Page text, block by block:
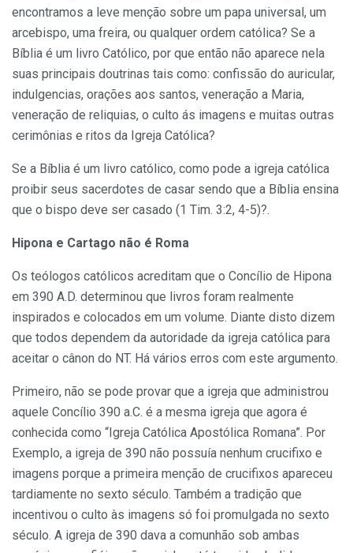
encontramos a leve menção sobre um papa universal, um
arcebispo, uma freira, ou qualquer ordem católica? Se a
Bíblia é um livro Católico, por que então não aparece nela
suas principais doutrinas tais como: confissão do auricular,
indulgencias, orações aos santos, veneração a Maria,
veneração de reliquias, o culto ás imagens e muitas outras
cerimônias e ritos da Igreja Católica?
Se a Bíblia é um livro católico, como pode a igreja católica
proibir seus sacerdotes de casar sendo que a Bíblia ensina
que o bispo deve ser casado (1 Tim. 3:2, 4-5)?.
Hipona e Cartago não é Roma
Os teólogos católicos acreditam que o Concílio de Hipona
em 390 A.D. determinou que livros foram realmente
inspirados e colocados em um volume. Diante disto dizem
que todos dependem da autoridade da igreja católica para
aceitar o cânon do NT. Há vários erros com este argumento.
Primeiro, não se pode provar que a igreja que administrou
aquele Concílio 390 a.C. é a mesma igreja que agora é
conhecida como “Igreja Católica Apostólica Romana”. Por
Exemplo, a igreja de 390 não possuía nenhum crucifixo e
imagens porque a primeira menção de crucifixos apareceu
tardiamente no sexto século. Também a tradição que
incentivou o culto às imagens só foi promulgada no sexto
século. A igreja de 390 dava a comunhão sob ambas